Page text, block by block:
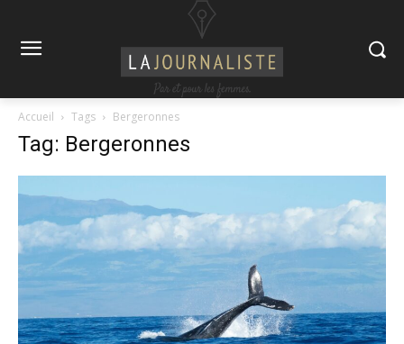
Accueil Tags Bergeronnes
Tag: Bergeronnes